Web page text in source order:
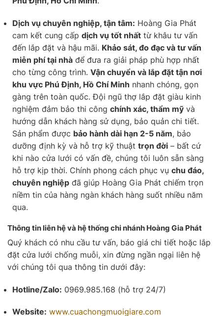
Dịch vụ chuyên nghiệp, tận tâm: Hoàng Gia Phát
cam kết cung cấp dịch vụ tốt nhất từ khâu tư vấn
đến lắp đặt và hậu mãi. Khảo sát, đo đạc và tư vấn
miễn phí tại nhà để đưa ra giải pháp phù hợp nhất
cho từng công trình. Vận chuyển và lắp đặt tận nơi
khu vực Phú Định, Hồ Chí Minh nhanh chóng, gọn
gàng trên toàn quốc. Đội ngũ thợ lắp đặt giàu kinh
nghiệm đảm bảo thi công chính xác, thẩm mỹ và
hướng dẫn khách hàng sử dụng, bảo quản chi tiết.
Sản phẩm được bảo hành dài hạn 2-5 năm, bảo
dưỡng định kỳ và hỗ trợ kỹ thuật trọn đời – bất cứ
khi nào cửa lưới có vấn đề, chúng tôi luôn sẵn sàng
hỗ trợ kịp thời. Chính phong cách phục vụ chu đáo,
chuyên nghiệp đã giúp Hoàng Gia Phát chiếm trọn
niềm tin của hàng ngàn khách hàng suốt nhiều năm
qua.
Thông tin liên hệ và hệ thống chi nhánh Hoàng Gia Phát
Quý khách có nhu cầu tư vấn, báo giá chi tiết hoặc lắp
đặt cửa lưới chống muỗi, xin đừng ngần ngại liên hệ
với chúng tôi qua thông tin dưới đây:
Hotline/Zalo: 0969.985.168 (hỗ trợ 24/7)
Website: www.cuachongmuoigiare.com